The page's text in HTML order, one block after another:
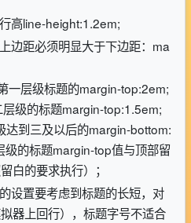
高line-height:1.2em;
边距必须明显大于下边距：ma
一层级标题的margin-top:2em;
级的标题margin-top:1.5em;
到三及以后的margin-bottom:
的标题margin-top值与顶部留
白的要求执行）；
设置要考虑到标题的长短，对
器上回行），标题字号不适合